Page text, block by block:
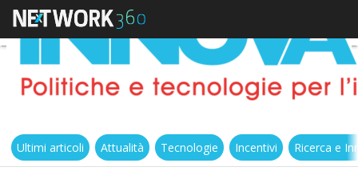
Ultimi articoli Attualità Tecnologie Incentivi Ricerca e